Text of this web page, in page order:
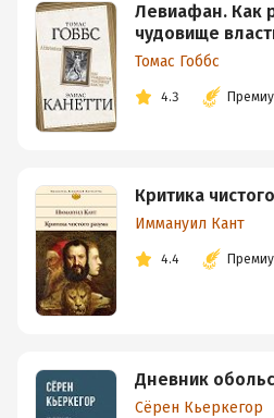
Левиафан. Как
чудовище
Томас Гоббс
4.3
Критика
Иммануил Кант
4.4
Дневник
Сёрен Кьеркегор